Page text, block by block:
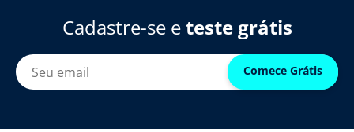
Cadastre-se eteste grátis
Comece Grátis